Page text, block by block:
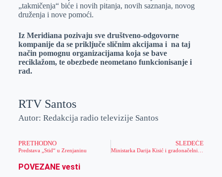
„takmičenja“ biće i novih pitanja, novih saznanja, novog
druženja i nove pomoći.
Iz Meridiana pozivaju sve društveno-odgovorne
kompanije da se priključe sličnim akcijama i na taj
način pomognu organizacijama koja se bave
reciklažom, te obezbede neometano funkcionisanje i
rad.
RTV Santos
Autor: Redakcija radio televizije Santos
PRETHODNO
Predstava „Stid“ u Zrenjaninu
SLEDEĆE
POVEZANE vesti